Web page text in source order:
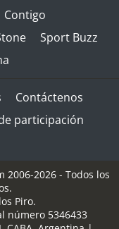
Contigo
Sport Buzz
Contáctenos
participación
2006-2026 - Todos los
Piro.
número 5346433